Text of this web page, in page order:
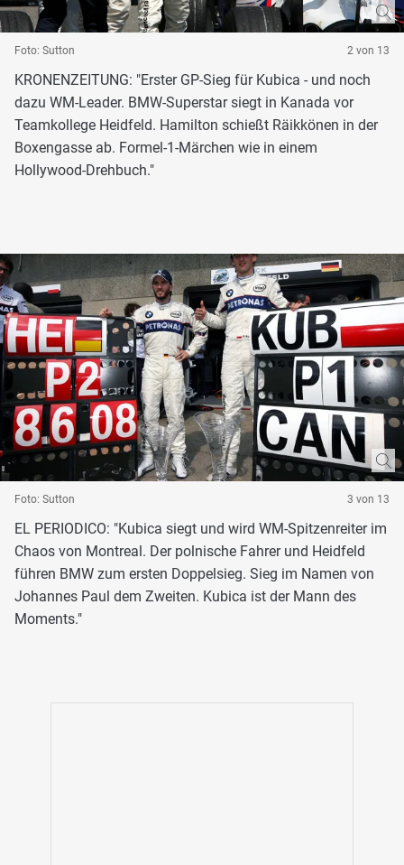
Foto: Sutton 2 von 13
KRONENZEITUNG: "Erster GP-Sieg für Kubica - und noch
dazu WM-Leader. BMW-Superstar siegt in Kanada vor
Teamkollege Heidfeld. Hamilton schießt Räikkönen in der
Boxengasse ab. Formel-1-Märchen wie in einem
Hollywood-Drehbuch."
Foto: Sutton 3 von 13
EL PERIODICO: "Kubica siegt und wird WM-Spitzenreiter im
Chaos von Montreal. Der polnische Fahrer und Heidfeld
führen BMW zum ersten Doppelsieg. Sieg im Namen von
Johannes Paul dem Zweiten. Kubica ist der Mann des
Moments."